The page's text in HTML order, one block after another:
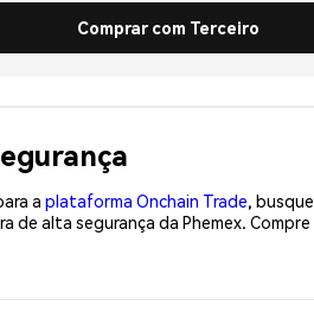
Comprar com Terceiro
a plataforma Onchain Trade,
de alta segurança da Phemex.